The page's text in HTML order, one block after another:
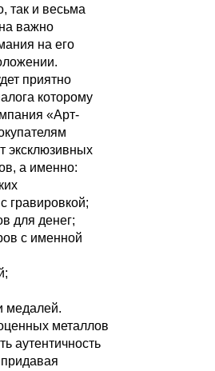
так и весьма
важно
на его
приятно
которому
«Арт-
эксклюзивных
а именно:
гравировкой;
для денег;
с именной
медалей.
металлов
аутентичность